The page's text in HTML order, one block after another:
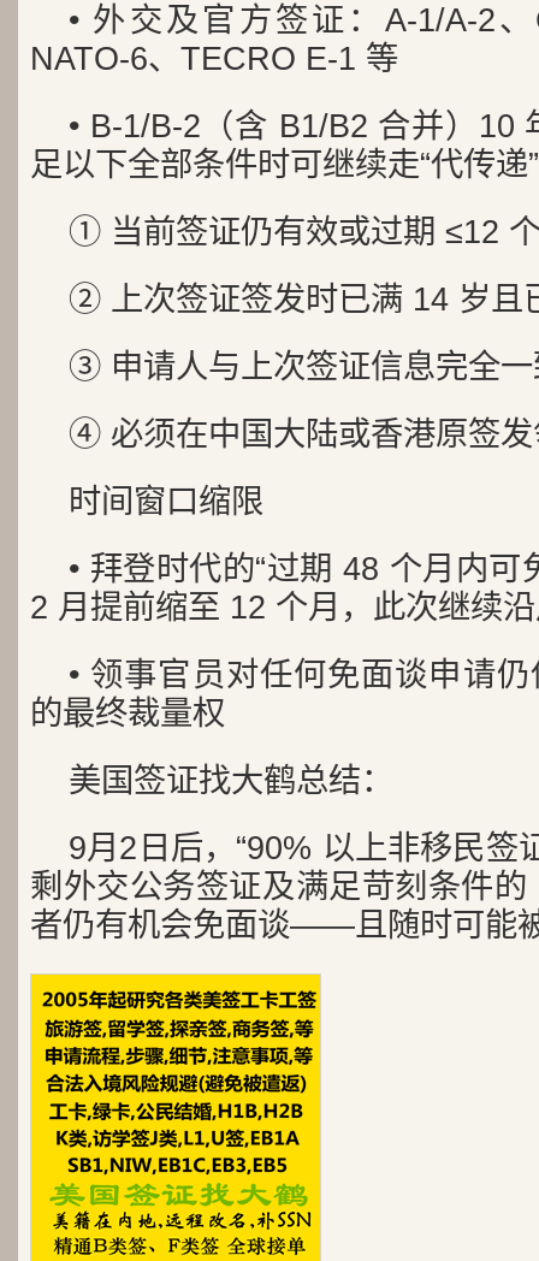
• 外交及官方签证：A-1/A-2
NATO-6、TECRO E-1 等
• B-1/B-2（含 B1/B2 合并）10
足以下全部条件时可继续走“代传递
① 当前签证仍有效或过期 ≤12
② 上次签证签发时已满 14 岁且
③ 申请人与上次签证信息完全
④ 必须在中国大陆或香港原签
时间窗口缩限
• 拜登时代的“过期 48 个月内可
2 月提前缩至 12 个月，此次继续
• 领事官员对任何免面谈申请仍
的最终裁量权
美国签证找大鹤总结：
9月2日后，“90% 以上非移民签
剩外交公务签证及满足苛刻条件
者仍有机会免面谈——且随时可能